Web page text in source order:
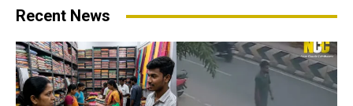
Recent News